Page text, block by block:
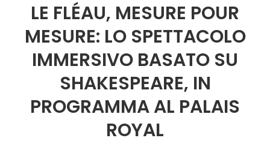
LE FLÉAU, MESURE POUR
MESURE: LO SPETTACOLO
IMMERSIVO BASATO SU
SHAKESPEARE, IN
PROGRAMMA AL PALAIS
ROYAL